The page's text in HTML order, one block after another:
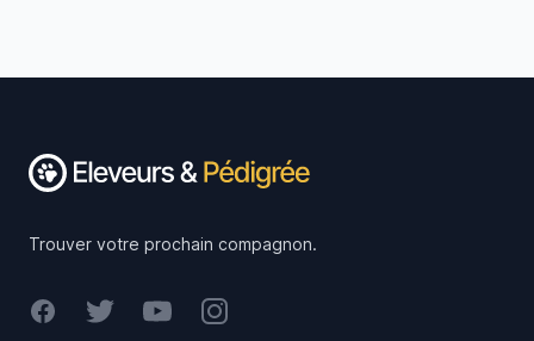
Trouver votre prochain compagnon.
FacebookTwitterYoutubeInstagram